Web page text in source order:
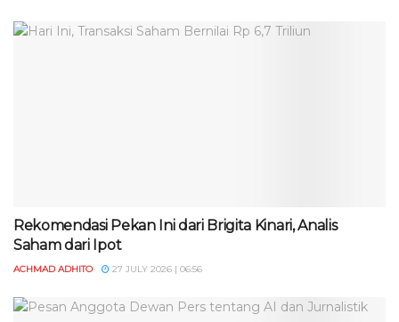
Rekomendasi Pekan Ini dari Brigita Kinari, Analis
Saham dari Ipot
ACHMAD ADHITO 27 JULY 2026 | 06:56